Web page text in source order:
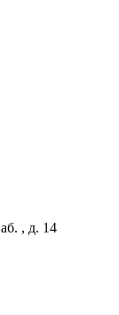
, д. 14